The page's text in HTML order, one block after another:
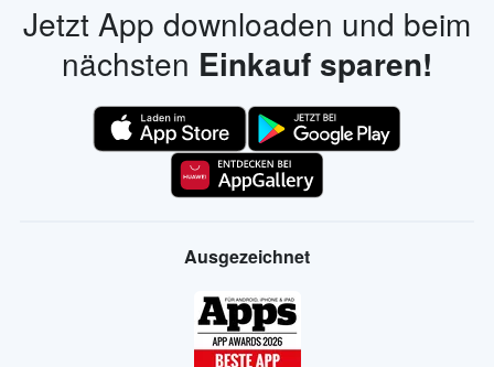
Jetzt App downloaden und beim
nächsten Einkauf sparen!
Ausgezeichnet